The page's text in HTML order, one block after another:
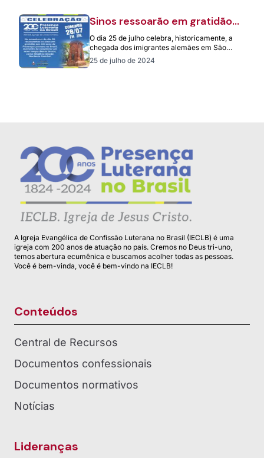
Sinos ressoarão em gratidão
Luterana no Brasil
O dia 25 de julho celebra, historicamente, a
chegada dos imigrantes alemães em São
Leopoldo e, em muitas localidades,
aconteceram…
25 de julho de 2024
A Igreja Evangélica de Confissão Luterana no Brasil (IECLB) é uma
igreja com 200 anos de atuação no país. Cremos no Deus tri-uno,
temos abertura ecumênica e buscamos acolher todas as pessoas.
Você é bem-vinda, você é bem-vindo na IECLB!
Conteúdos
Central de Recursos
Documentos confessionais
Documentos normativos
Notícias
Lideranças